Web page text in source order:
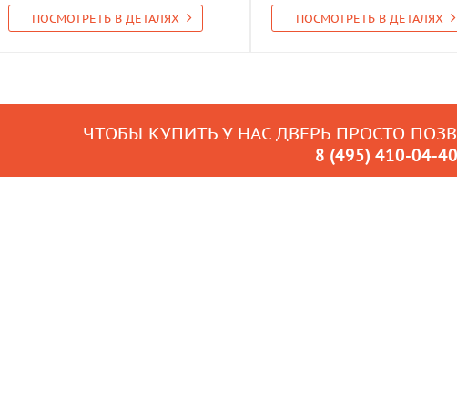
ПОСМОТРЕТЬ В ДЕТАЛЯХ ПОСМОТРЕТЬ В ДЕТАЛЯХ
ЧТОБЫ КУПИТЬ У НАС ДВЕРЬ ПРОСТО
8 (495) 410-04-40